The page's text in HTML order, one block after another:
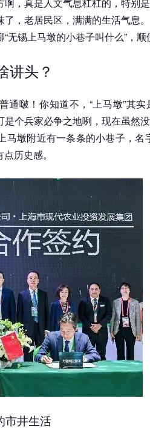
，老居民区，满满的生活气息
无锡上马墩的小巷子叫什么”，
讲头？
通啵！你知道不，“上马墩”其
个兵家必争之地咧，现在虽然
马墩附近有一条条的小巷子，名
历史感。
市井生活